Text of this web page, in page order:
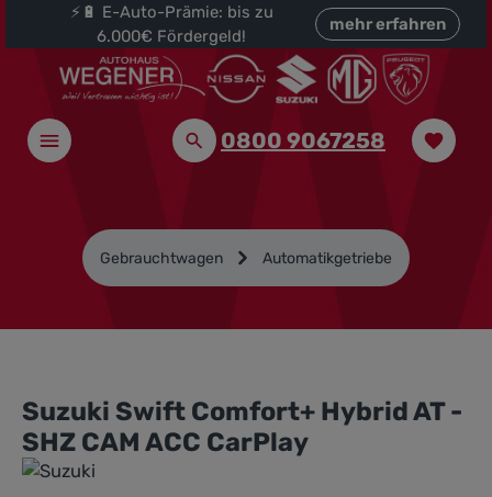
springen
⚡🔋 E-Auto-Prämie: bis zu
6.000€ Fördergeld!
mehr erfahren
0800 9067258
Gebrauchtwagen Automatikgetriebe
Suzuki Swift Comfort+ Hybrid AT -
SHZ CAM ACC CarPlay